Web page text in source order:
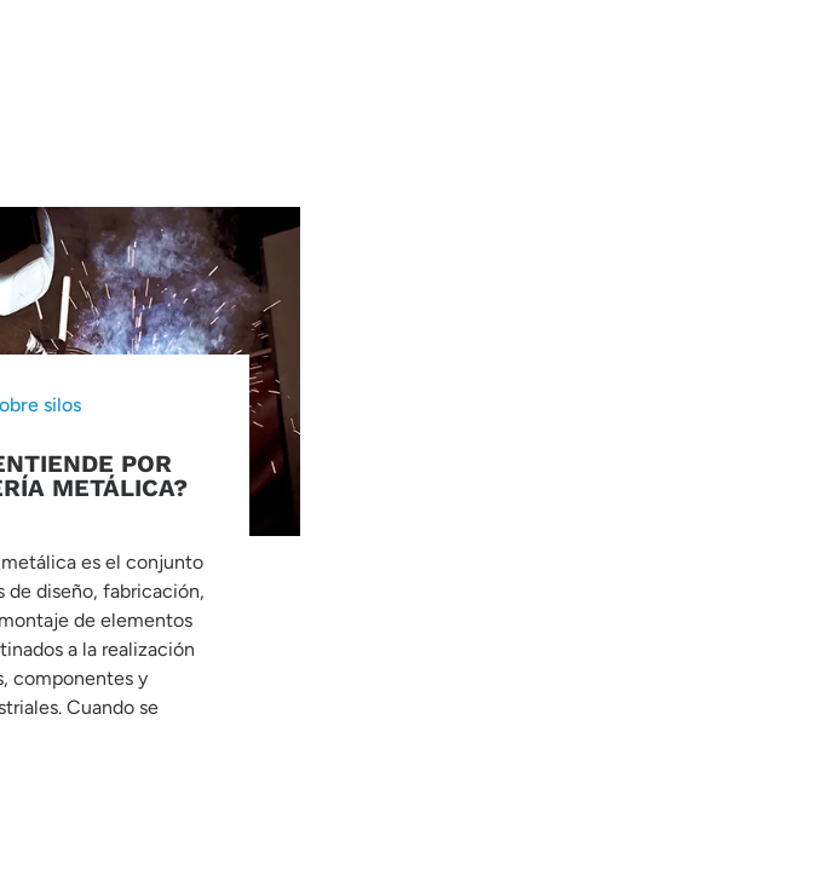
silos
POR
METÁLICA?
es el conjunto
de diseño, fabricación,
de elementos
a la realización
componentes y
Cuando se